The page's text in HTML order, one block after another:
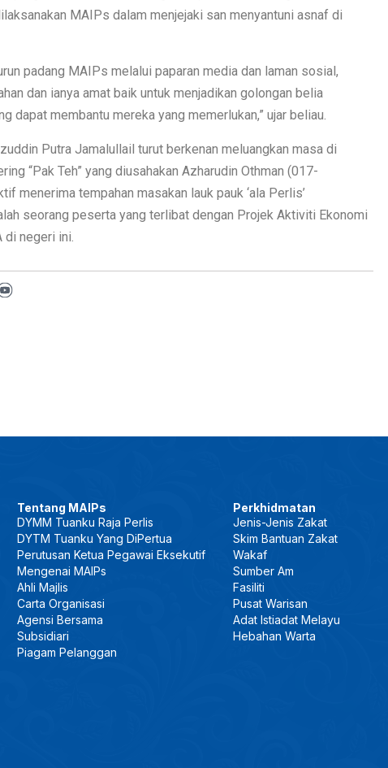
MAIPs dalam menjejaki san menyantuni asnaf di
padang MAIPs melalui paparan media dan laman sosial,
dan ianya amat baik untuk menjadikan golongan belia
dapat membantu mereka yang memerlukan,” ujar beliau.
Putra Jamalullail turut berkenan meluangkan masa di
“Pak Teh” yang diusahakan Azharudin Othman (017-
menerima tempahan masakan lauk pauk ‘ala Perlis’
seorang peserta yang terlibat dengan Projek Aktiviti Ekonomi
di negeri ini.
Tentang MAIPs
DYMM Tuanku Raja Perlis
DYTM Tuanku Yang DiPertua
Perutusan Ketua Pegawai Eksekutif
Mengenai MAIPs
Ahli Majlis
Carta Organisasi
Agensi Bersama
Subsidiari
Piagam Pelanggan
Perkhidmatan
Jenis-Jenis Zakat
Skim Bantuan Zakat
Wakaf
Sumber Am
Fasiliti
Pusat Warisan
Adat Istiadat Melayu
Hebahan Warta